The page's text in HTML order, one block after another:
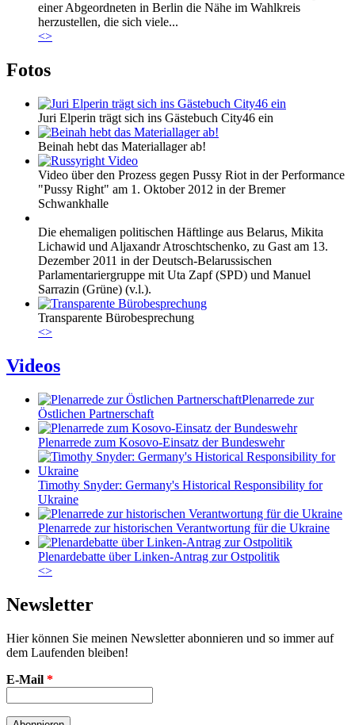
einer Abgeordneten in Berlin die Nähe im Wahlkreis
herzustellen, die sich viele...
<>
Fotos
Juri Elperin trägt sich ins Gästebuch City46 ein
Beinah hebt das Materiallager ab!
Video über den Prozess gegen Pussy Riot in der Performance
"Pussy Right" am 1. Oktober 2012 in der Bremer
Schwankhalle
Die ehemaligen politischen Häftlinge aus Belarus, Mikita
Lichawid und Aljaxandr Atroschtschenko, zu Gast am 13.
Dezember 2011 in der Deutsch-Belarussischen
Parlamentariergruppe mit Uta Zapf (SPD) und Manuel
Sarrazin (Grüne) (v.l.).
Transparente Bürobesprechung
<>
Videos
Plenarrede zur
Östlichen Partnerschaft
Plenarrede zum Kosovo-Einsatz der Bundeswehr
Timothy Snyder: Germany's Historical Responsibility for
Ukraine
Plenarrede zur historischen Verantwortung für die Ukraine
Plenardebatte über Linken-Antrag zur Ostpolitik
<>
Newsletter
Hier können Sie meinen Newsletter abonnieren und so immer auf
dem Laufenden bleiben!
E-Mail *